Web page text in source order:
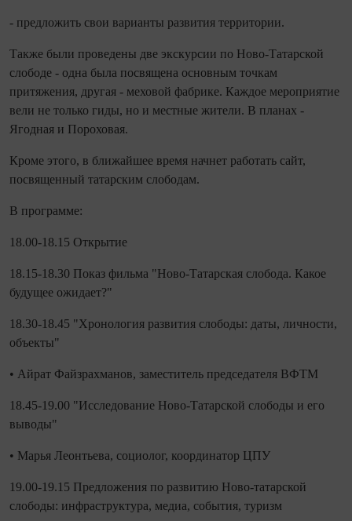
- предложить свои варианты развития территории.
Также были проведены две экскурсии по Ново-Татарской
слободе - одна была посвящена основным точкам
притяжения, другая - меховой фабрике. Каждое мероприятие
вели не только гиды, но и местные жители. В планах -
Ягодная и Пороховая.
Кроме этого, в ближайшее время начнет работать сайт,
посвященный татарским слободам.
В программе:
18.00-18.15 Открытие
18.15-18.30 Показ фильма "Ново-Татарская слобода. Какое
будущее ожидает?"
18.30-18.45 "Хронология развития слободы: даты, личности,
объекты"
• Айрат Файзрахманов, заместитель председателя ВФТМ
18.45-19.00 "Исследование Ново-Татарской слободы и его
выводы"
• Марья Леонтьева, социолог, координатор ЦПУ
19.00-19.15 Предложения по развитию Ново-татарской
слободы: инфраструктура, медиа, события, туризм